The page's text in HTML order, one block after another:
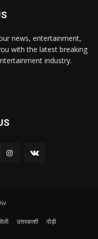
news, entertainment,
with the latest breaking
industry.
उत्तरकाशी
पौड़ी